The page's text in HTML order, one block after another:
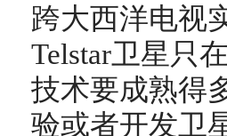
跨大西洋电视
Telstar卫星只
技术要成熟得
验或者开发卫